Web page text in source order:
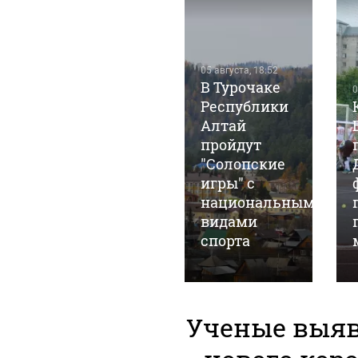
05 августа, 18:52
В Турочаке
Республики
Алтай
пройдут
"Солопские
игры" с
национальными
видами
спорта
Ученые